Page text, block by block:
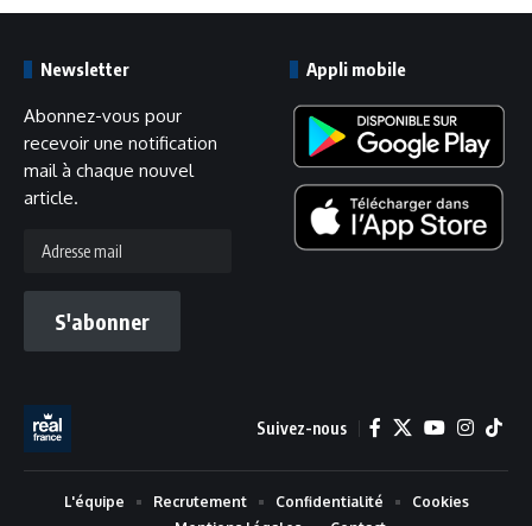
Newsletter
Abonnez-vous pour
recevoir une notification
mail à chaque nouvel
article.
mail
S'abonner
Appli mobile
Suivez-nous
L'équipe Recrutement Confidentialité
Cookies